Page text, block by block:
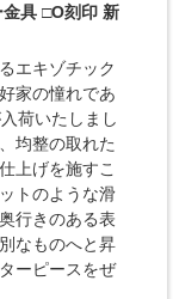
具 □O刻印 新
エキゾチック
家の憧れであ
荷いたしまし
均整の取れた
上げを施すこ
トのような滑
行きのある表
なものへと昇
ーピースをぜ